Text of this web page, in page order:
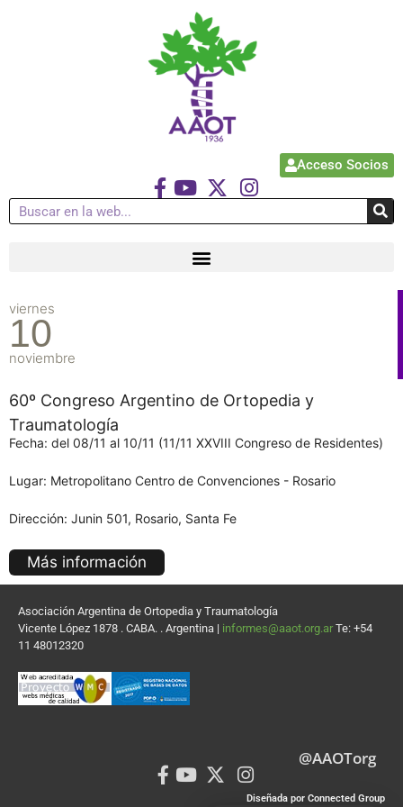
Acceso Socios
viernes
10
noviembre
60º Congreso Argentino de Ortopedia y
Traumatología
Fecha: del 08/11 al 10/11 (11/11 XXVIII Congreso de Residentes)
Lugar: Metropolitano Centro de Convenciones - Rosario
Dirección: Junin 501, Rosario, Santa Fe
Más información
Asociación Argentina de Ortopedia y Traumatología
Vicente López 1878 . CABA. . Argentina | informes@aaot.org.ar Te: +54
11 48012320
@AAOTorg
Diseñada por Connected Group